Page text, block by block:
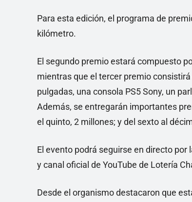
Para esta edición, el programa de
kilómetro.
El segundo premio estará compuesto
mientras que el tercer premio
pulgadas, una consola PS5 Sony, un
Además, se entregarán importantes
el quinto, 2 millones; y del sexto al
El evento podrá seguirse en directo
y canal oficial de YouTube de Lotería
Desde el organismo destacaron que